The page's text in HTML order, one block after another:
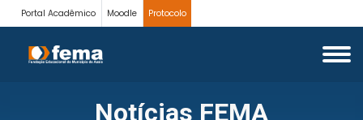
Portal Acadêmico Moodle Protocolo
Notícias FEMA